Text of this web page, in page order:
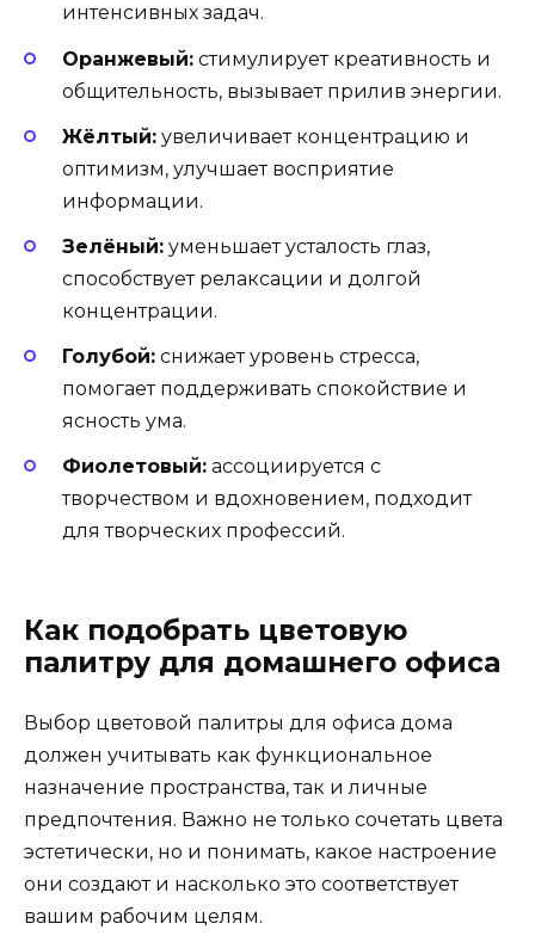
интенсивных задач.
Оранжевый: стимулирует креативность и
общительность, вызывает прилив энергии.
Жёлтый: увеличивает концентрацию и
оптимизм, улучшает восприятие
информации.
Зелёный: уменьшает усталость глаз,
способствует релаксации и долгой
концентрации.
Голубой: снижает уровень стресса,
помогает поддерживать спокойствие и
ясность ума.
Фиолетовый: ассоциируется с
творчеством и вдохновением, подходит
для творческих профессий.
Как подобрать цветовую
палитру для домашнего офиса
Выбор цветовой палитры для офиса дома
должен учитывать как функциональное
назначение пространства, так и личные
предпочтения. Важно не только сочетать цвета
эстетически, но и понимать, какое настроение
они создают и насколько это соответствует
вашим рабочим целям.